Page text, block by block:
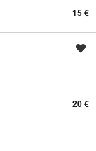
15 €
20 €